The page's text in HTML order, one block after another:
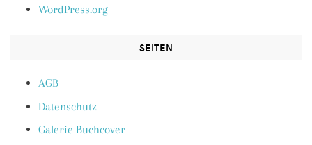
WordPress.org
SEITEN
AGB
Datenschutz
Galerie Buchcover